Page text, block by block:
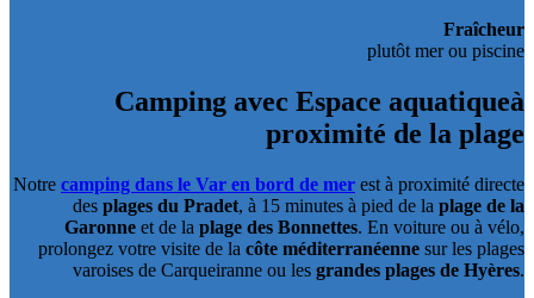
Fraîcheur
plutôt mer ou piscine
Camping avec Espace aquatiqueà
proximité de la plage
Notre camping dans le Var en bord de mer est à proximité directe
des plages du Pradet, à 15 minutes à pied de la plage de la
Garonne et de la plage des Bonnettes. En voiture ou à vélo,
prolongez votre visite de la côte méditerranéenne sur les plages
varoises de Carqueiranne ou les grandes plages de Hyères.